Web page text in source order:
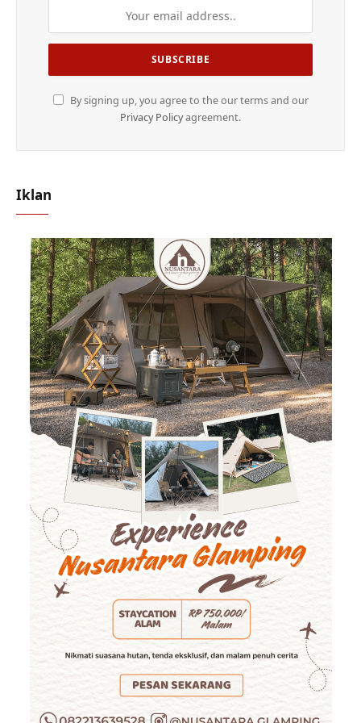
By signing up, you agree to the our terms and our
Privacy Policyagreement.
Iklan